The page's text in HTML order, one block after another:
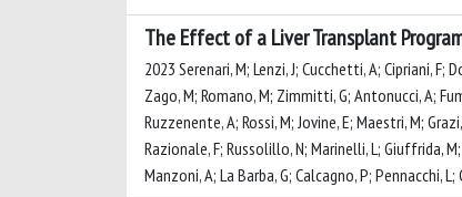
The Effect of a Liver Transplant
2023 Serenari, M; Lenzi, J; Cucchetti, A; Cipriani, F;
Zago, M; Romano, M; Zimmitti, G; Antonucci, A;
Ruzzenente, A; Rossi, M; Jovine, E; Maestri, M;
Razionale, F; Russolillo, N; Marinelli, L; Giuffrida,
Manzoni, A; La Barba, G; Calcagno, P; Pennacchi,